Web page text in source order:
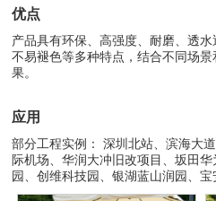
优点
产品具有环保、高强度、耐磨、透水
不易褪色等多种特点，结合不同场
果。
应用
部分工程实例： 深圳北站、滨海大
际机场、华润大冲旧改项目、坂田
园、创维科技园、银湖蓝山润园、宝